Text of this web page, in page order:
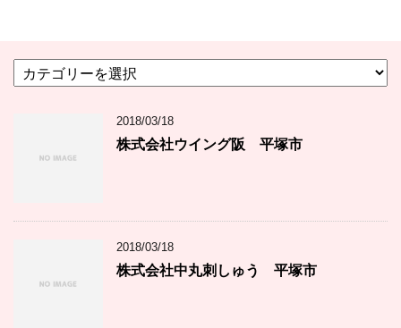
テ
2018/03/18
株式会社ウイング阪 平塚市
2018/03/18
株式会社中丸刺しゅう 平塚市